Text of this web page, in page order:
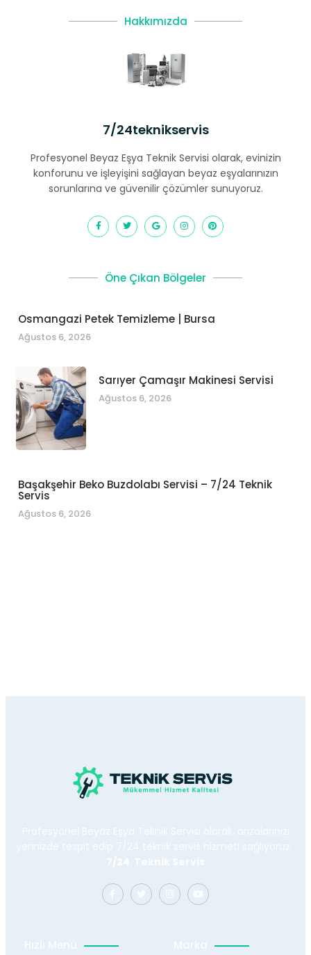
Hakkımızda
7/24teknikservis
Profesyonel Beyaz Eşya Teknik Servisi olarak, evinizin
konforunu ve işleyişini sağlayan beyaz eşyalarınızın
sorunlarına ve güvenilir çözümler sunuyoruz.
Öne Çıkan Bölgeler
Osmangazi Petek Temizleme | Bursa
Ağustos 6, 2026
Sarıyer Çamaşır Makinesi Servisi
Ağustos 6, 2026
Başakşehir Beko Buzdolabı Servisi – 7/24 Teknik
Servis
Ağustos 6, 2026
Profesyonel Beyaz Eşya Teknik Servisi olarak, arızalarınızı
yerinizde tespit edip 7/24 teknik servis hizmeti sağlıyoruz.
7/24 Teknik Servis
Hızlı Menü Marka